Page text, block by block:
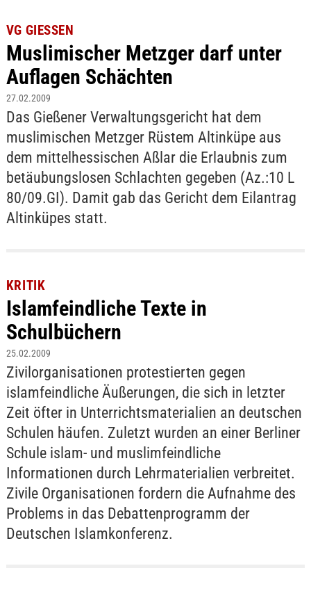
VG GIESSEN
Muslimischer Metzger darf unter
Auflagen Schächten
27.02.2009
Das Gießener Verwaltungsgericht hat dem
muslimischen Metzger Rüstem Altinküpe aus
dem mittelhessischen Aßlar die Erlaubnis zum
betäubungslosen Schlachten gegeben (Az.:10 L
80/09.GI). Damit gab das Gericht dem Eilantrag
Altinküpes statt.
KRITIK
Islamfeindliche Texte in
Schulbüchern
25.02.2009
Zivilorganisationen protestierten gegen
islamfeindliche Äußerungen, die sich in letzter
Zeit öfter in Unterrichtsmaterialien an deutschen
Schulen häufen. Zuletzt wurden an einer Berliner
Schule islam- und muslimfeindliche
Informationen durch Lehrmaterialien verbreitet.
Zivile Organisationen fordern die Aufnahme des
Problems in das Debattenprogramm der
Deutschen Islamkonferenz.